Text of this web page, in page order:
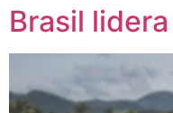
Brasil